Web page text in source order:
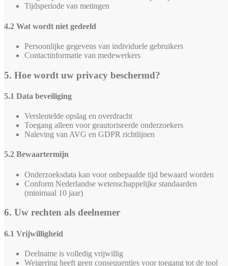
Tijdsperiode van metingen
4.2 Wat wordt niet gedeeld
Persoonlijke gegevens van individuele gebruikers
Contactinformatie van medewerkers
5. Hoe wordt uw privacy beschermd?
5.1 Data beveiliging
Versleutelde opslag en overdracht
Toegang alleen voor geautoriseerde onderzoekers
Naleving van AVG en GDPR richtlijnen
5.2 Bewaartermijn
Onderzoeksdata kan voor onbepaalde tijd bewaard worden
Conform Nederlandse wetenschappelijke standaarden
(minimaal 10 jaar)
6. Uw rechten als deelnemer
6.1 Vrijwilligheid
Deelname is volledig vrijwillig
Weigering heeft geen consequenties voor toegang tot de tool